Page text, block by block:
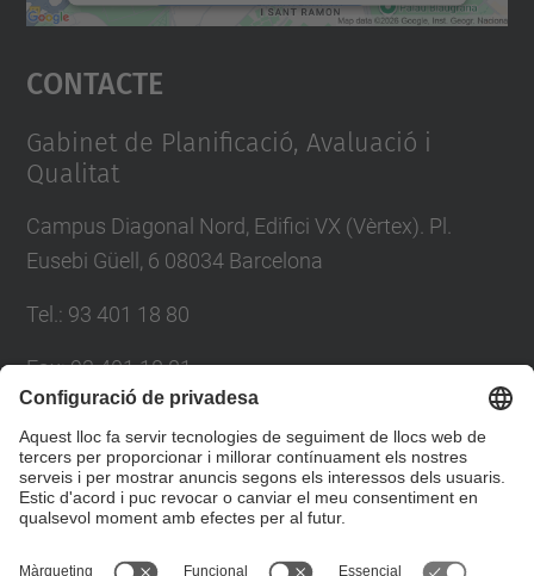
Accepta
powered by
Contacte
Gabinet de Planificació, Avaluació i
Qualitat
Campus Diagonal Nord, Edifici VX (Vèrtex). Pl.
Eusebi Güell, 6 08034 Barcelona
Tel. : 93 401 18 80
Fax:93 401 18 81
Directori UPC
Formulari de contacte